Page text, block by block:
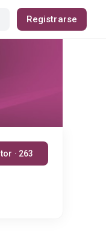
Registrarse
Seguir al autor · 263